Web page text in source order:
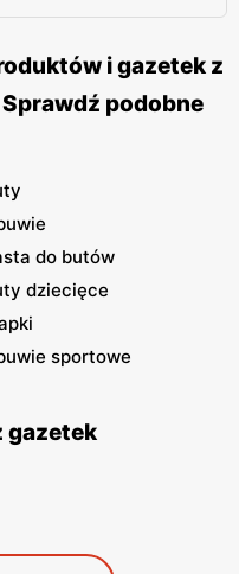
i gazetek z
podobne
do butów
dziecięce
sportowe
gazetek